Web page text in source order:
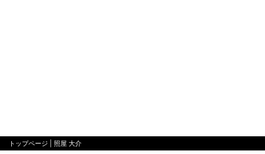
トップページ | 照屋 大介